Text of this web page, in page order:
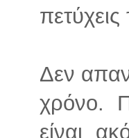
Δεν
χρόνο.
είναι